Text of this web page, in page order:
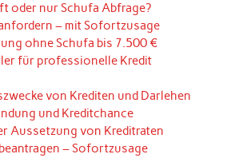
oder nur Schufa Abfrage?
– mit Sofortzusage
ohne Schufa bis 7.500 €
für professionelle Kredit
von Krediten und Darlehen
und Kreditchance
Aussetzung von Kreditraten
– Sofortzusage